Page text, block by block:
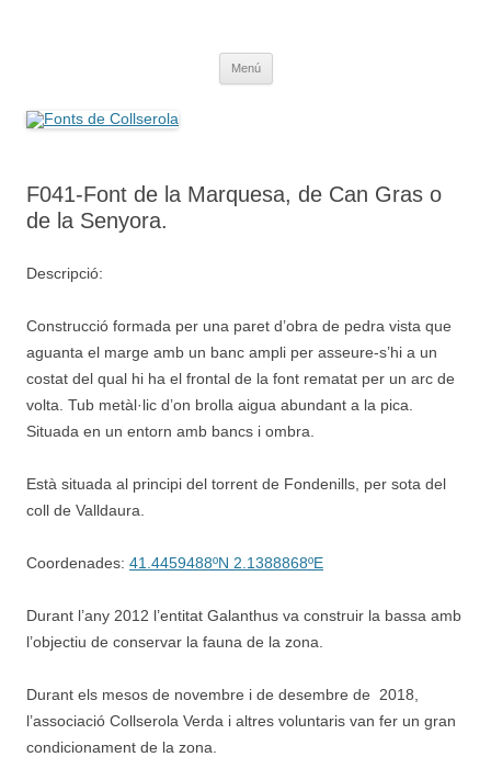
Menú
F041-Font de la Marquesa, de Can Gras o
de la Senyora.
Descripció:
Construcció formada per una paret d’obra de pedra vista que
aguanta el marge amb un banc ampli per asseure-s’hi a un
costat del qual hi ha el frontal de la font rematat per un arc de
volta. Tub metàl·lic d’on brolla aigua abundant a la pica.
Situada en un entorn amb bancs i ombra.
Està situada al principi del torrent de Fondenills, per sota del
coll de Valldaura.
Coordenades: 41.4459488ºN 2.1388868ºE
Durant l’any 2012 l’entitat Galanthus va construir la bassa amb
l’objectiu de conservar la fauna de la zona.
Durant els mesos de novembre i de desembre de 2018,
l’associació Collserola Verda i altres voluntaris van fer un gran
condicionament de la zona.